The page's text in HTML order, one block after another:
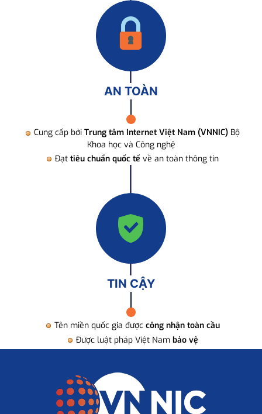
AN TOÀN
Cung cấp bởi Trung tâm Internet Việt Nam (VNNIC) Bộ
Khoa học và Công nghệ
Đạt tiêu chuẩn quốc tế về an toàn thông tin
TIN CẬY
Tên miền quốc gia được công nhận toàn cầu
Được luật pháp Việt Nam bảo vệ